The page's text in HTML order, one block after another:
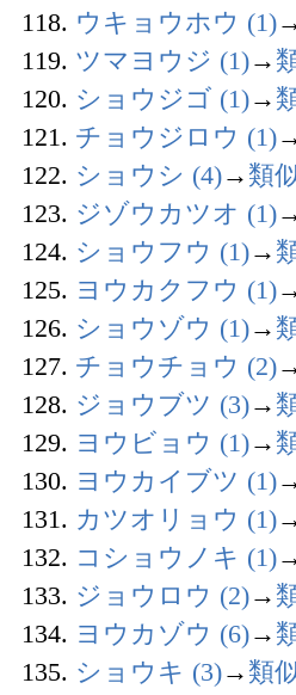
118. ウキョウホウ (1)
119. ツマヨウジ (1)→
120. ショウジゴ (1)→
121. チョウジロウ (1)
122. ショウシ (4)→ 類
123. ジゾウカツオ (1)
124. ショウフウ (1)→
125. ヨウカクフウ (1)
126. ショウゾウ (1)→
127. チョウチョウ (2)
128. ジョウブツ (3)→
129. ヨウビョウ (1)→
130. ヨウカイブツ (1)
131. カツオリョウ (1)
132. コショウノキ (1)
133. ジョウロウ (2)→
134. ヨウカゾウ (6)→
135. ショウキ (3)→ 類